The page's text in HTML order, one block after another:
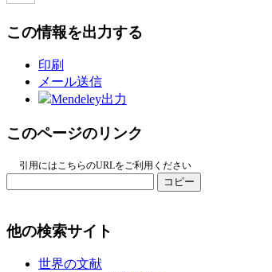
この情報を出力する
印刷
メール送信
Mendeley出力
このページのリンク
引用にはこちらのURLをご利用ください
コピー
他の検索サイト
世界の文献